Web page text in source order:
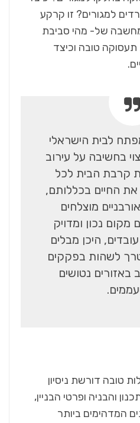
למגורים? זו קרקע
של- מהי סביבת
תעסוקה טובה וכיצד
לבית הישראלי
בחשיבה על עירוב
קרבת הבית לכל
את החיים בכללותם,
מוצלחים
מקום נכון ומדויק
היכן מבלים
לשהות בפקקים
באזורים נטושים
טובה דורשת ניסיון
והבניה ופרטי הבניין,
המדהימים ביותר